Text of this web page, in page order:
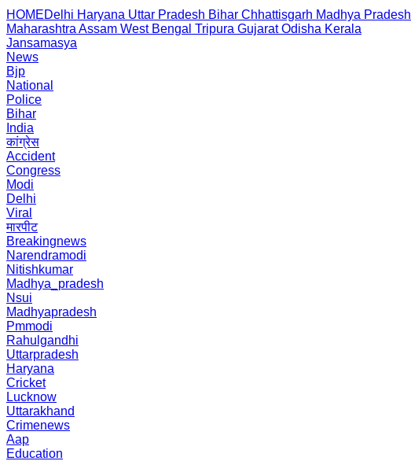
HOMEDelhi Haryana Uttar Pradesh Bihar Chhattisgarh Madhya Pradesh
Maharashtra Assam West Bengal Tripura Gujarat Odisha Kerala
Jansamasya
News
Bjp
National
Police
Bihar
India
कांग्रेस
Accident
Congress
Modi
Delhi
Viral
मारपीट
Breakingnews
Narendramodi
Nitishkumar
Madhya_pradesh
Nsui
Madhyapradesh
Pmmodi
Rahulgandhi
Uttarpradesh
Haryana
Cricket
Lucknow
Uttarakhand
Crimenews
Aap
Education